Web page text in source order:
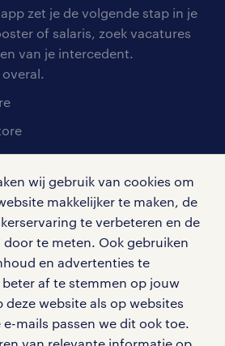
wij gebruik van cookies om
makkelijker te maken, de
te verbeteren en de
te meten. Ook gebruiken
en advertenties te
af te stemmen op jouw
deze website als op websites
mails passen we dit ook toe.
zet je de volgende stap in je
of salaris, zoek vacatures
van je intercedent.
content omtrent
en inspiratie.